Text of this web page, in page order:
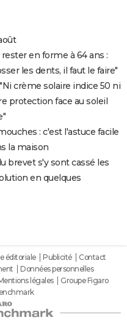
en forme à 64 ans :
les dents, il faut le faire"
crème solaire indice 50 ni
protection face au soleil
: c'est l'astuce facile
la maison
brevet s'y sont cassé les
en quelques
éditoriale Publicité
Contact
Données personnelles
légales
Groupe Figaro